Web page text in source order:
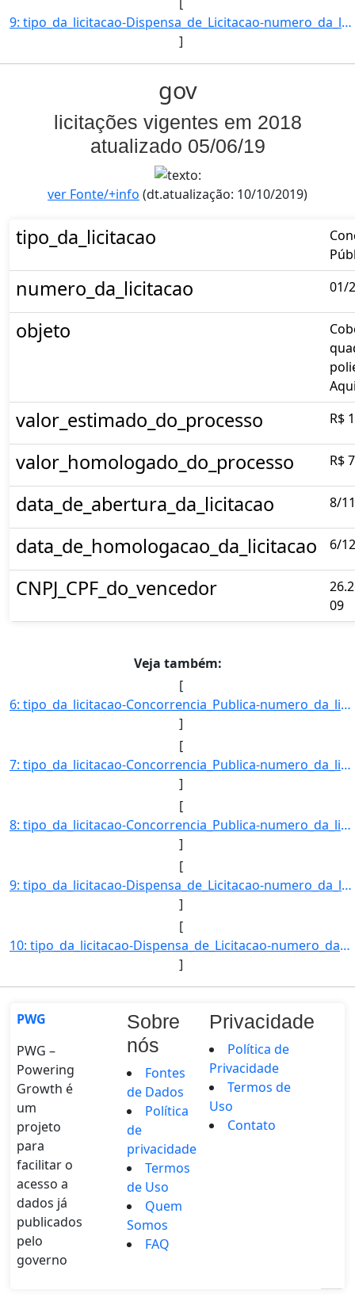
9: tipo_da_licitacao-Dispensa_de_Licitacao-numero_da_licitacao-00002/2018-objeto-Aquisicao_de_materiais]
]
gov
licitações vigentes em 2018
atualizado 05/06/19
ver Fonte/+info (dt.atualização: 10/10/2019)
tipo_da_licitacao
numero_da_licitacao 01/
objeto
valor_estimado_do_processo R$
valor_homologado_do_processo R$
data_de_abertura_da_licitacao 8/
data_de_homologacao_da_licitacao 6/
CNPJ_CPF_do_vencedor
09
Veja também:
[
6: tipo_da_licitacao-Concorrencia_Publica-numero_da_licitacao-02/2018-objeto-Construcao_de_barracao_pre]
]
[
7: tipo_da_licitacao-Concorrencia_Publica-numero_da_licitacao-03/2018-objeto-Reforma_das_casas_de_NA_pa]
]
[
8: tipo_da_licitacao-Concorrencia_Publica-numero_da_licitacao-05/2018-objeto-Cobertura_da_quadra_polies]
]
[
9: tipo_da_licitacao-Dispensa_de_Licitacao-numero_da_licitacao-00002/2018-objeto-Aquisicao_de_materiais]
]
[
10: tipo_da_licitacao-Dispensa_de_Licitacao-numero_da_licitacao-00003/2018-objeto-Contratacao_de_empresa]
]
PWG
PWG –
Powering
Growth é
um
projeto
para
facilitar o
acesso a
dados já
publicados
pelo
governo
Sobre
nós
Fontes
de Dados
Política
de
privacidade
Termos
de Uso
Quem
Somos
FAQ
Privacidade
Política de
Privacidade
Termos de
Uso
Contato